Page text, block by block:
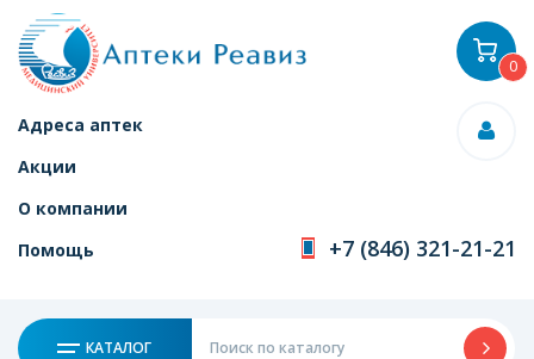
Адреса аптек
Акции
О компании
Помощь
+7 (846) 321-21-21
КАТАЛОГ
0